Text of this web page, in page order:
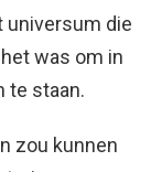
universum die
was om in
te staan.
zou kunnen